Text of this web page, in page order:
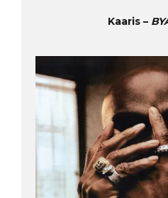
Kaaris –